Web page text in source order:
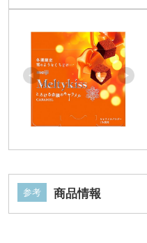
参考 商品情報